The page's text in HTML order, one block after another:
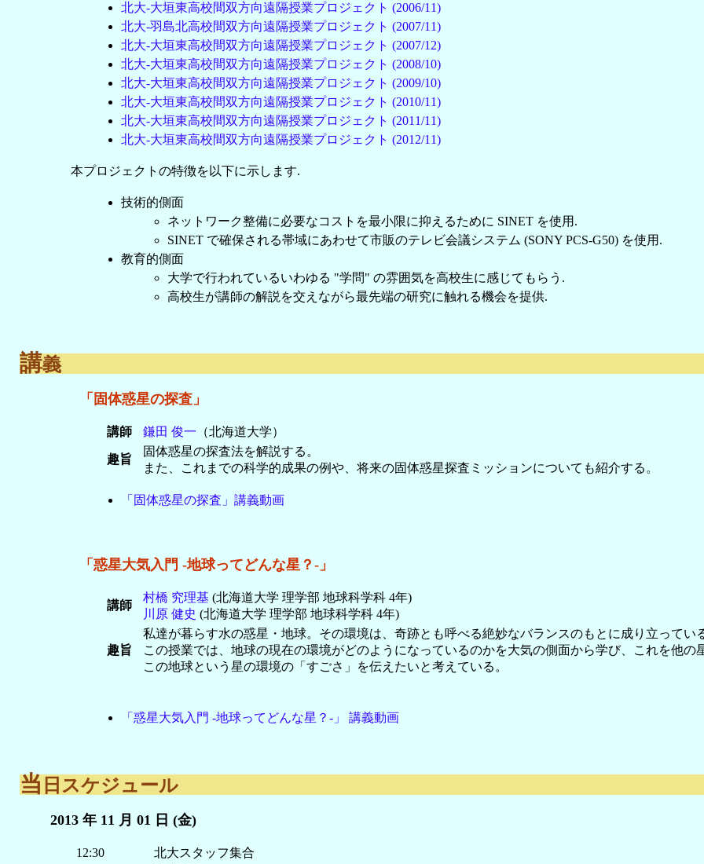
北大-大垣東高校間双方向遠隔授業プロジェクト (2006/11)
北大-羽島北高校間双方向遠隔授業プロジェクト (2007/11)
北大-大垣東高校間双方向遠隔授業プロジェクト (2007/12)
北大-大垣東高校間双方向遠隔授業プロジェクト (2008/10)
北大-大垣東高校間双方向遠隔授業プロジェクト (2009/10)
北大-大垣東高校間双方向遠隔授業プロジェクト (2010/11)
北大-大垣東高校間双方向遠隔授業プロジェクト (2011/11)
北大-大垣東高校間双方向遠隔授業プロジェクト (2012/11)
本プロジェクトの特徴を以下に示します.
技術的側面
ネットワーク整備に必要なコストを最小限に抑えるために SINET を使用.
SINET で確保される帯域にあわせて市販のテレビ会議システム (SONY PCS-G50) を使用.
教育的側面
大学で行われているいわゆる "学問" の雰囲気を高校生に感じてもらう.
高校生が講師の解説を交えながら最先端の研究に触れる機会を提供.
講義
「固体惑星の探査」
講師 鎌田 俊一 （北海道大学）
趣旨
固体惑星の探査法を解説する。
また、これまでの科学的成果の例や、将来の固体惑星探査ミッションについても紹介する。
「固体惑星の探査」講義動画
「惑星大気入門 -地球ってどんな星？-」
講師
村橋 究理基 (北海道大学 理学部 地球科学科 4年)
川原 健史 (北海道大学 理学部 地球科学科 4年)
趣旨
私達が暮らす水の惑星・地球。その環境は、奇跡とも呼べる絶妙なバランスのもとに成り立ってい
この授業では、地球の現在の環境がどのようになっているのかを大気の側面から学び、これを他の
この地球という星の環境の「すごさ」を伝えたいと考えている。
「惑星大気入門 -地球ってどんな星？-」 講義動画
当 日スケジュール
2013 年 11 月 01 日 (金)
12:30
北大スタッフ集合